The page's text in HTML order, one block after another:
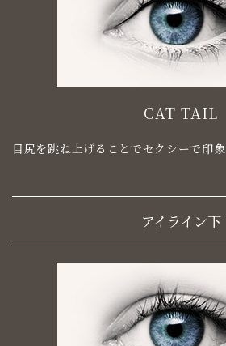
CAT TAIL
目尻を跳ね上げることでセクシーで印象
アイライン下